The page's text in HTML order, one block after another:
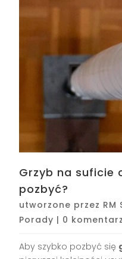
Grzyb na suficie
pozbyć?
utworzone przez RM
Porady | 0
Aby szybko pozbyć się